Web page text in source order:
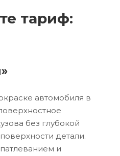
тариф:
автомобиля в
без глубокой
детали.
и